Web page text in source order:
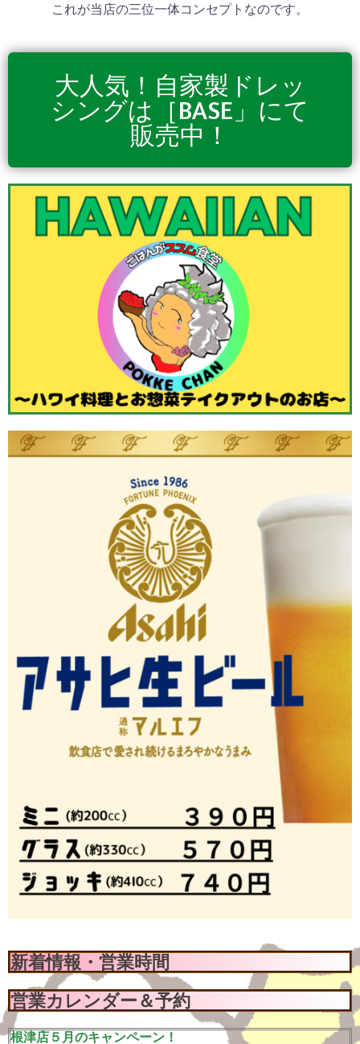
これが当店の三位一体コンセプトなのです。
大人気！自家製ドレッ
シングは［BASE」にて
販売中！
新着情報・営業時間
営業カレンダー＆予約
根津店５月のキャンペーン！